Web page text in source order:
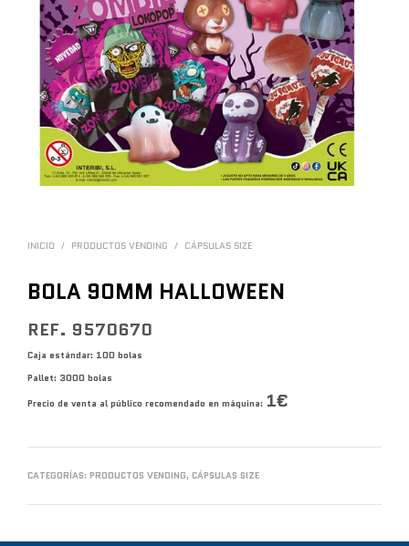
INICIO / PRODUCTOS VENDING / CÁPSULAS SIZE
BOLA 90MM HALLOWEEN
REF. 9570670
Caja estándar: 100 bolas
Pallet: 3000 bolas
Precio de venta al público recomendado en máquina: 1€
CATEGORÍAS: PRODUCTOS VENDING, CÁPSULAS SIZE